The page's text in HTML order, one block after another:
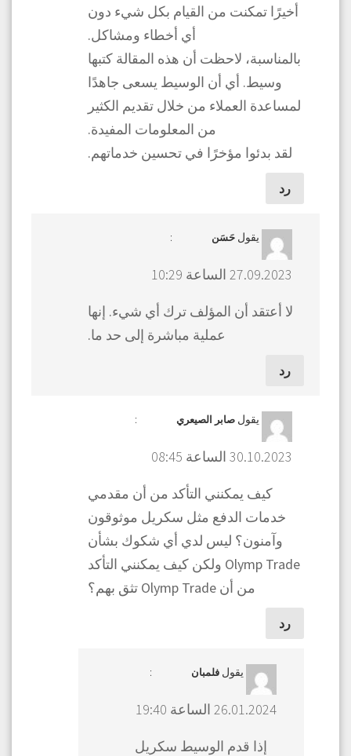
أخيرًا تمكنت من القيام بكل شيء دون
أي أخطاء ومشاكل.
بالمناسبة، لاحظت أن هذه المقالة كتبها
وسيط. أي أن الوسيط يسعى جاهدًا
لمساعدة العملاء من خلال تقديم الكثير
من المعلومات المفيدة.
لقد بدئوا مؤخرًا في تحسين خدماتهم.
رد
يقول حَسَن :
27.09.2023 الساعة 10:29
لا أعتقد أن المؤلف ترك أي شيء. إنها
عملية مباشرة إلى حد ما.
رد
يقول صابر الصيعري :
30.10.2023 الساعة 08:45
كيف يمكنني التأكد من أن مقدمي
خدمات الدفع مثل سكريل موثوقون
وآمنون؟ ليس لدي أي شكوك بشأن
Olymp Trade ولكن كيف يمكنني التأكد
من أن Olymp Trade تثق بهم؟
رد
يقول فلمبان :
26.01.2024 الساعة 19:40
إذا قدم الوسيط سكريل